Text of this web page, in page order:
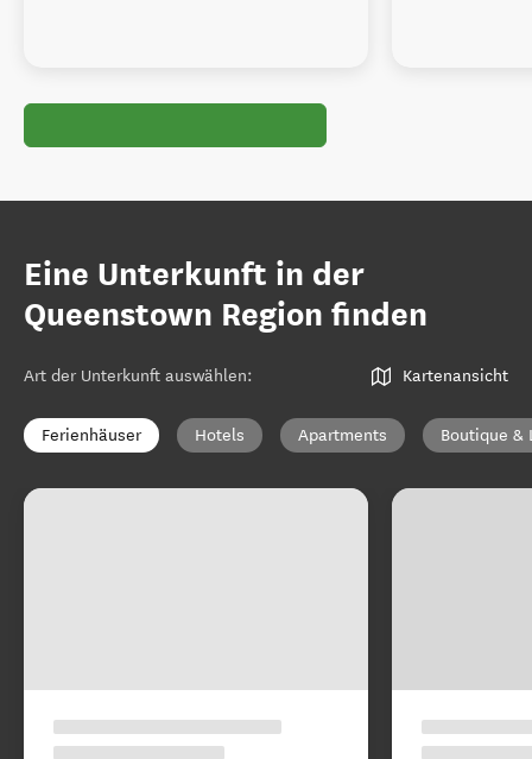
Eine Unterkunft in der
Queenstown Region finden
Art der Unterkunft auswählen: Kartenansicht
Ferienhäuser Hotels Apartments Boutique &